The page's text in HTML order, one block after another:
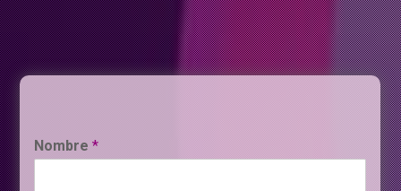
Nombre *